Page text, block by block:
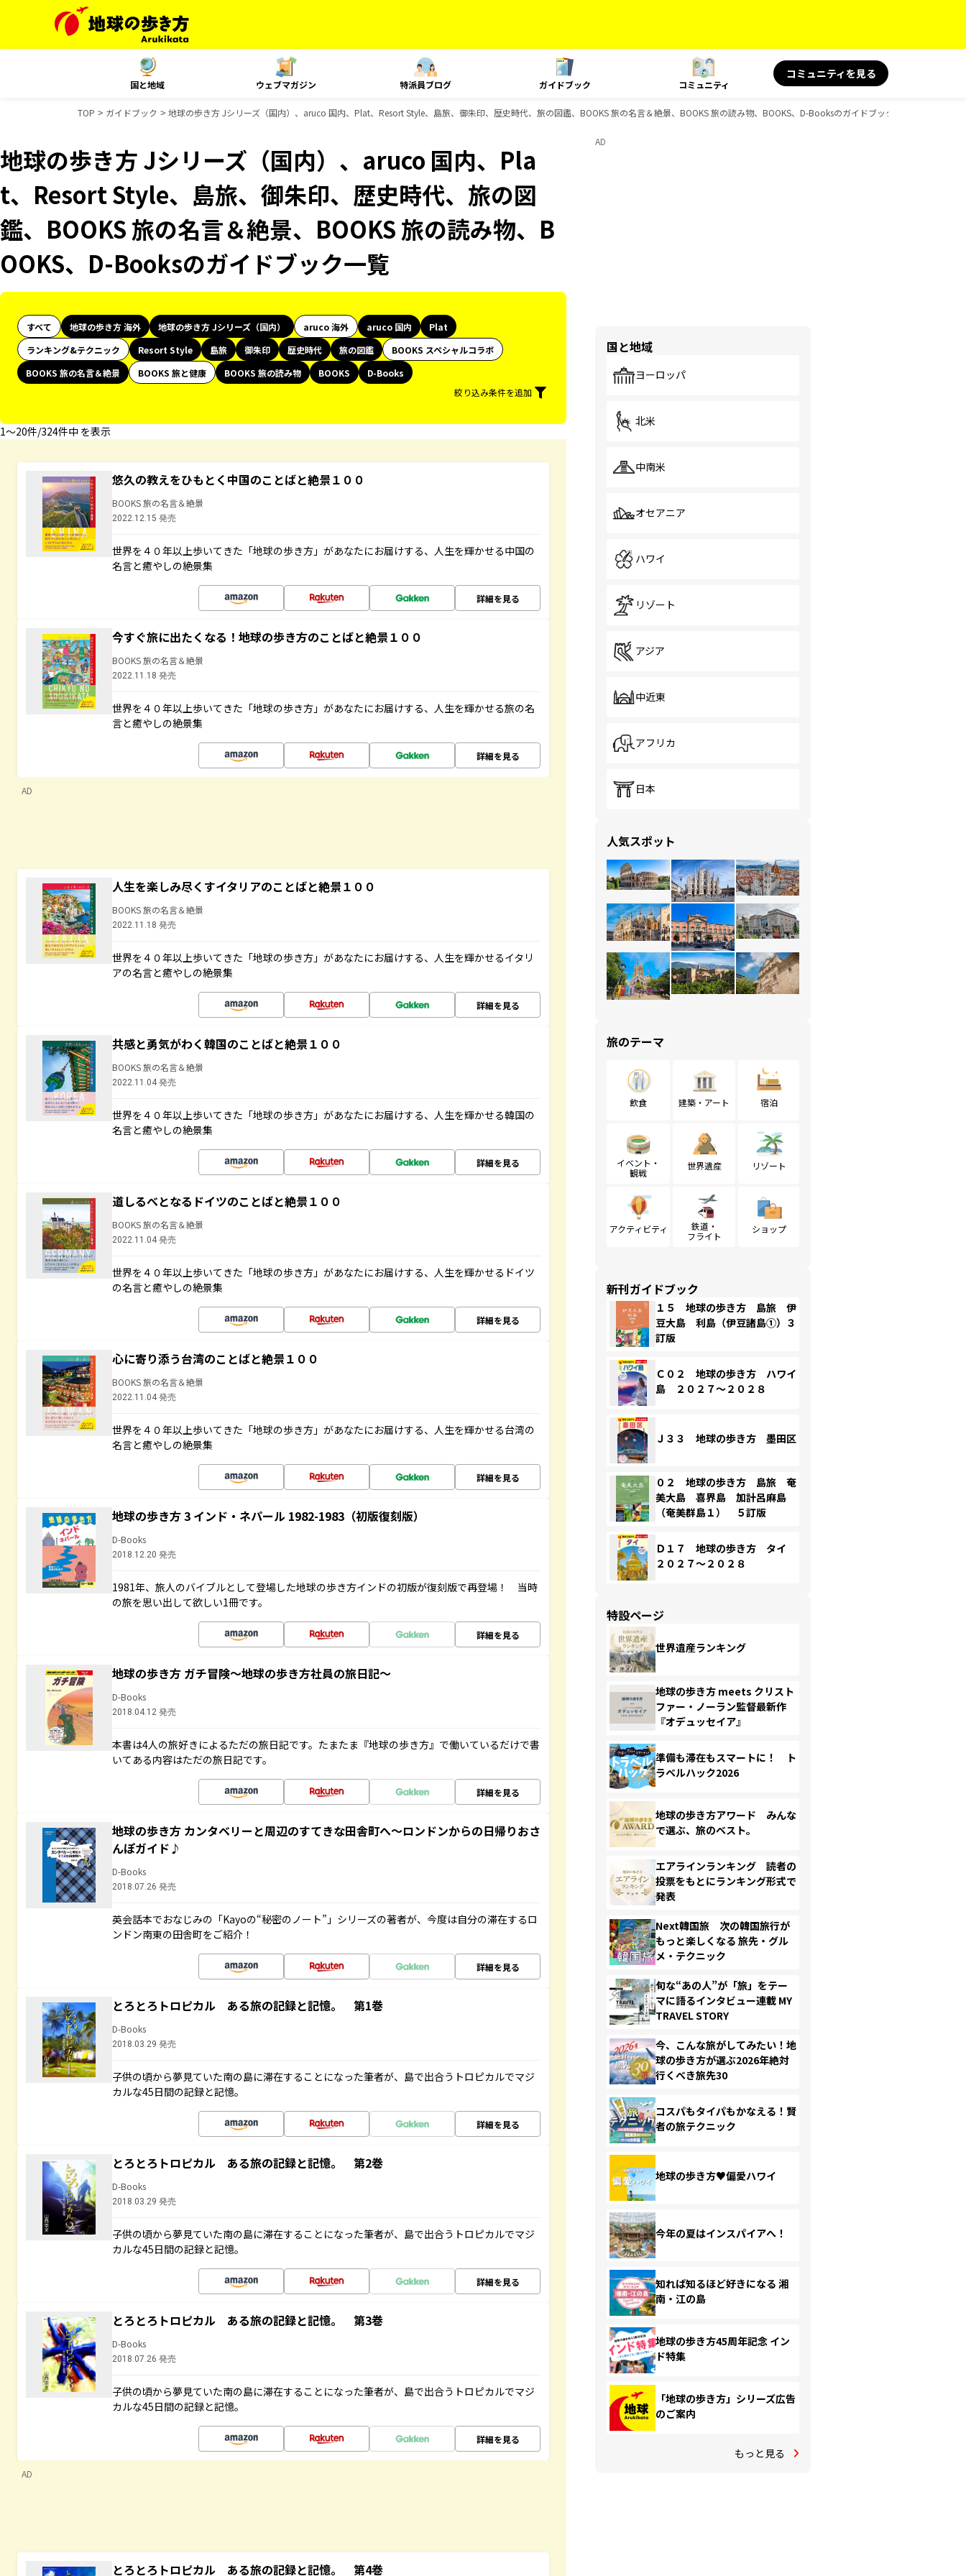
国と地域 ウェブマガジン 特派員ブログ ガイドブック コミュニティ
コミュニティを見る
TOP ガイドブック 地球の歩き方 Jシリーズ（国内）、aruco 国内、Plat、Resort Style、島旅、御朱印、歴史時代、旅の図鑑、BOOKS 旅の名言＆絶景、BOOKS 旅の読み物、BOOKS、D-Booksのガイドブック一覧
地球の歩き方 Jシリーズ（国内）、aruco 国内、Pla
t、Resort Style、島旅、御朱印、歴史時代、旅の図
鑑、BOOKS 旅の名言＆絶景、BOOKS 旅の読み物、B
OOKS、D-Booksのガイドブック一覧
すべて 地球の歩き方 海外 地球の歩き方 Jシリーズ（国内） aruco 海外 aruco 国内
Plat
ランキング&テクニック
Resort Style 島旅 御朱印 歴史時代 旅の図鑑
BOOKS スペシャルコラボ
BOOKS 旅の名言＆絶景
BOOKS 旅と健康 BOOKS 旅の読み物 BOOKS
D-Books
絞り込み条件を追加
1〜20件/324件中 を表示
悠久の教えをひもとく中国のことばと絶景１００
BOOKS 旅の名言＆絶景
2022.12.15 発売
世界を４０年以上歩いてきた「地球の歩き方」があなたにお届けする、人生を輝かせる中国の
名言と癒やしの絶景集
詳細を見る
今すぐ旅に出たくなる！地球の歩き方のことばと絶景１００
BOOKS 旅の名言＆絶景
2022.11.18 発売
世界を４０年以上歩いてきた「地球の歩き方」があなたにお届けする、人生を輝かせる旅の名
言と癒やしの絶景集
詳細を見る
AD
人生を楽しみ尽くすイタリアのことばと絶景１００
BOOKS 旅の名言＆絶景
2022.11.18 発売
世界を４０年以上歩いてきた「地球の歩き方」があなたにお届けする、人生を輝かせるイタリ
アの名言と癒やしの絶景集
詳細を見る
共感と勇気がわく韓国のことばと絶景１００
BOOKS 旅の名言＆絶景
2022.11.04 発売
世界を４０年以上歩いてきた「地球の歩き方」があなたにお届けする、人生を輝かせる韓国の
名言と癒やしの絶景集
詳細を見る
道しるべとなるドイツのことばと絶景１００
BOOKS 旅の名言＆絶景
2022.11.04 発売
世界を４０年以上歩いてきた「地球の歩き方」があなたにお届けする、人生を輝かせるドイツ
の名言と癒やしの絶景集
詳細を見る
心に寄り添う台湾のことばと絶景１００
BOOKS 旅の名言＆絶景
2022.11.04 発売
世界を４０年以上歩いてきた「地球の歩き方」があなたにお届けする、人生を輝かせる台湾の
名言と癒やしの絶景集
詳細を見る
地球の歩き方 3 インド・ネパール 1982-1983（初版復刻版）
D-Books
2018.12.20 発売
1981年、旅人のバイブルとして登場した地球の歩き方インドの初版が復刻版で再登場！ 当時
の旅を思い出して欲しい1冊です。
詳細を見る
地球の歩き方 ガチ冒険～地球の歩き方社員の旅日記～
D-Books
2018.04.12 発売
本書は4人の旅好きによるただの旅日記です。たまたま『地球の歩き方』で働いているだけで書
いてある内容はただの旅日記です。
詳細を見る
地球の歩き方 カンタベリーと周辺のすてきな田舎町へ～ロンドンからの日帰りおさ
んぽガイド♪
D-Books
2018.07.26 発売
英会話本でおなじみの「Kayoの“秘密のノート”」シリーズの著者が、今度は自分の滞在するロ
ンドン南東の田舎町をご紹介！
詳細を見る
とろとろトロピカル ある旅の記録と記憶。 第1巻
D-Books
2018.03.29 発売
子供の頃から夢見ていた南の島に滞在することになった筆者が、島で出合うトロピカルでマジ
カルな45日間の記録と記憶。
詳細を見る
とろとろトロピカル ある旅の記録と記憶。 第2巻
D-Books
2018.03.29 発売
子供の頃から夢見ていた南の島に滞在することになった筆者が、島で出合うトロピカルでマジ
カルな45日間の記録と記憶。
詳細を見る
とろとろトロピカル ある旅の記録と記憶。 第3巻
D-Books
2018.07.26 発売
子供の頃から夢見ていた南の島に滞在することになった筆者が、島で出合うトロピカルでマジ
カルな45日間の記録と記憶。
詳細を見る
AD
とろとろトロピカル ある旅の記録と記憶。 第4巻
AD
国と地域
ヨーロッパ
北米
中南米
オセアニア
ハワイ
リゾート
アジア
中近東
アフリカ
日本
人気スポット
旅のテーマ
飲食 建築・アート 宿泊
イベント・
観戦
世界遺産 リゾート
アクティビティ
鉄道・
フライト
ショップ
新刊ガイドブック
１５ 地球の歩き方 島旅 伊
豆大島 利島（伊豆諸島①）３
訂版
Ｃ０２ 地球の歩き方 ハワイ
島 ２０２７～２０２８
Ｊ３３ 地球の歩き方 墨田区
０２ 地球の歩き方 島旅 奄
美大島 喜界島 加計呂麻島
（奄美群島１） ５訂版
Ｄ１７ 地球の歩き方 タイ
２０２７～２０２８
特設ページ
世界遺産ランキング
地球の歩き方 meets クリスト
ファー・ノーラン監督最新作
『オデュッセイア』
準備も滞在もスマートに！ ト
ラベルハック2026
地球の歩き方アワード みんな
で選ぶ、旅のベスト。
エアラインランキング 読者の
投票をもとにランキング形式で
発表
Next韓国旅 次の韓国旅行が
もっと楽しくなる 旅先・グル
メ・テクニック
旬な“あの人”が「旅」をテー
マに語るインタビュー連載 MY
TRAVEL STORY
今、こんな旅がしてみたい！地
球の歩き方が選ぶ2026年絶対
行くべき旅先30
コスパもタイパもかなえる！賢
者の旅テクニック
地球の歩き方♥偏愛ハワイ
今年の夏はインスパイアへ！
知れば知るほど好きになる 湘
南・江の島
地球の歩き方45周年記念 イン
ド特集
「地球の歩き方」シリーズ広告
のご案内
もっと見る